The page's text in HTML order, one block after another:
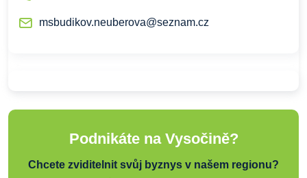
msbudikov.neuberova@seznam.cz
Podnikáte na Vysočině?
Chcete zviditelnit svůj byznys v našem regionu?